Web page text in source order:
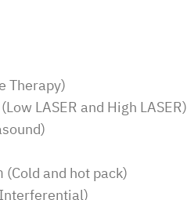
Therapy)
LASER and High LASER)
and hot pack)